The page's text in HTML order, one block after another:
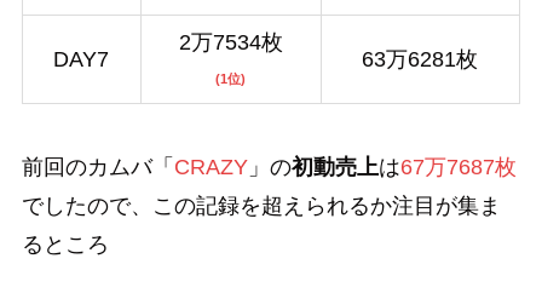
DAY7
2万7534枚
(1位)
63万6281枚
前回のカムバ「 CRAZY」の初動売上は67万7687枚
でしたので、この記録を超えられるか注目が集ま
るところ